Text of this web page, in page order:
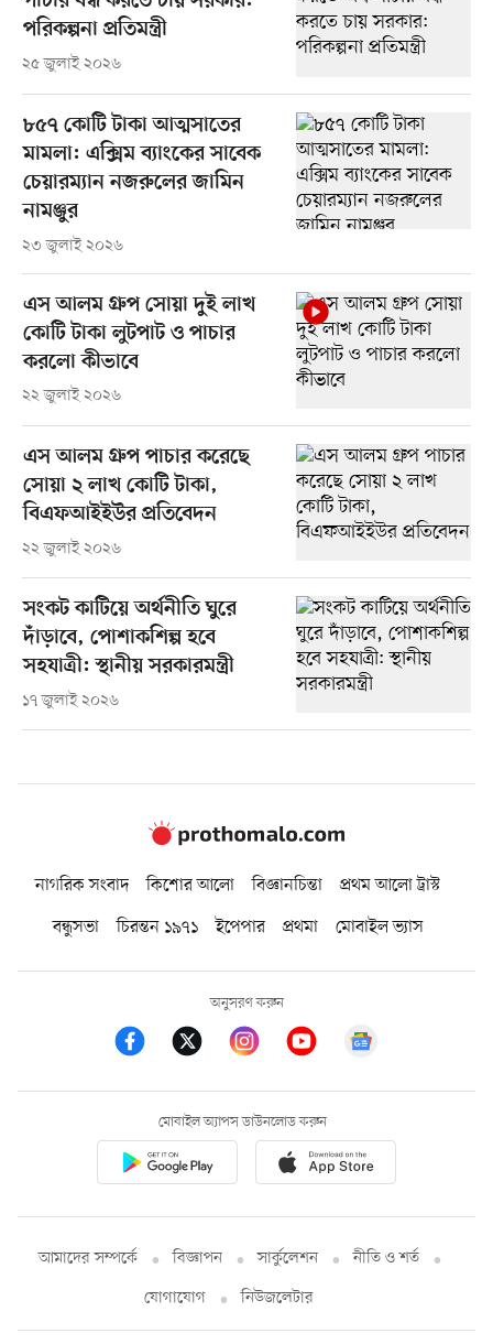
পরিকল্পনা প্রতিমন্ত্রী
২৫ জুলাই ২০২৬
৮৫৭ কোটি টাকা আত্মসাতের
মামলা: এক্সিম ব্যাংকের সাবেক
চেয়ারম্যান নজরুলের জামিন
নামঞ্জুর
২৩ জুলাই ২০২৬
এস আলম গ্রুপ সোয়া দুই লাখ
কোটি টাকা লুটপাট ও পাচার
করলো কীভাবে
২২ জুলাই ২০২৬
এস আলম গ্রুপ পাচার করেছে
সোয়া ২ লাখ কোটি টাকা,
বিএফআইইউর প্রতিবেদন
২২ জুলাই ২০২৬
সংকট কাটিয়ে অর্থনীতি ঘুরে
দাঁড়াবে, পোশাকশিল্প হবে
সহযাত্রী: স্থানীয় সরকারমন্ত্রী
১৭ জুলাই ২০২৬
নাগরিক সংবাদ কিশোর আলো বিজ্ঞানচিন্তা
প্রথম আলো ট্রাস্ট
বন্ধুসভা
চিরন্তন ১৯৭১ ইপেপার প্রথমা মোবাইল ভ্যাস
অনুসরণ করুন
মোবাইল অ্যাপস ডাউনলোড করুন
আমাদের সম্পর্কে বিজ্ঞাপন সার্কুলেশন
নীতি ও শর্ত
যোগাযোগ
নিউজলেটার